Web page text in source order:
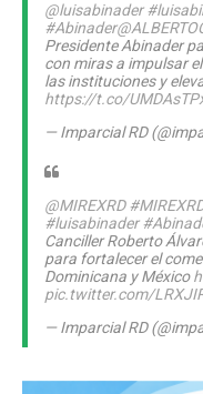
@luisabinader
#Abinader
Presidente Abinader
con miras a impulsar
las instituciones y
https://t.co/
— Imparcial RD
@MIREXRD
#luisabinader
Canciller Roberto
para fortalecer el
Dominicana y México
pic.twitter.com/
— Imparcial RD